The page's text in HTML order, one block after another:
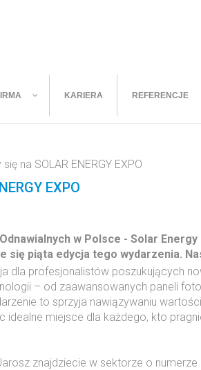
KARIERA REFERENCJE
na SOLAR ENERGY EXPO
EXPO
w Polsce - Solar
się piąta edycja tego wydarzenia.
dla profesjonalistów poszukujących
– od zaawansowanych paneli
to sprzyja nawiązywaniu
miejsce dla każdego, kto
znajdziecie w sektorze o